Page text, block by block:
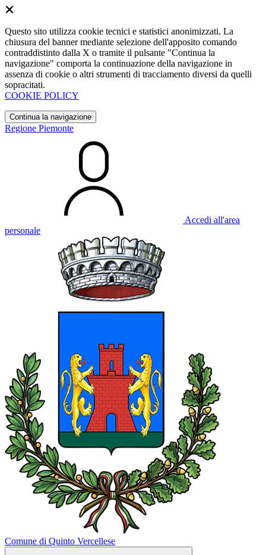
Questo sito utilizza cookie tecnici e statistici anonimizzati. La
chiusura del banner mediante selezione dell'apposito comando
contraddistinto dalla X o tramite il pulsante "Continua la
navigazione" comporta la continuazione della navigazione in
assenza di cookie o altri strumenti di tracciamento diversi da quelli
sopracitati.
COOKIE POLICY
Continua la navigazione
Regione Piemonte
Accedi all'area
personale
Comune di Quinto Vercellese